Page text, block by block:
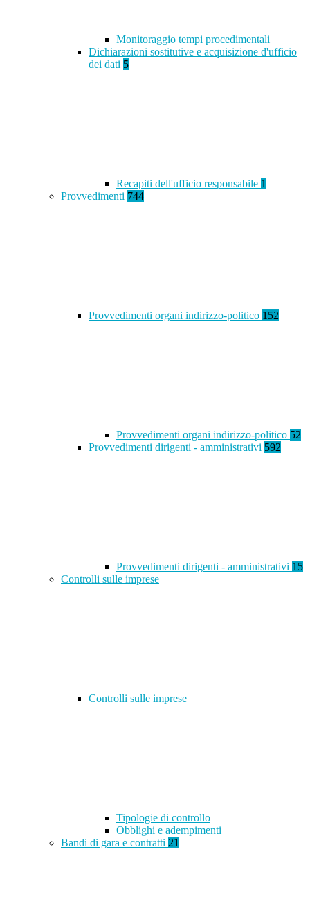
Monitoraggio tempi procedimentali
Dichiarazioni sostitutive e acquisizione d'ufficio
dei dati 5
Recapiti dell'ufficio responsabile 1
Provvedimenti 744
Provvedimenti organi indirizzo-politico 152
Provvedimenti organi indirizzo-politico 52
Provvedimenti dirigenti - amministrativi 592
Provvedimenti dirigenti - amministrativi 15
Controlli sulle imprese
Controlli sulle imprese
Tipologie di controllo
Obblighi e adempimenti
Bandi di gara e contratti 21